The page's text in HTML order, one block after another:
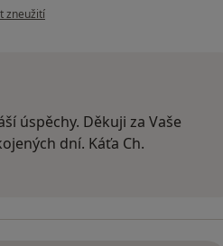
uživatele J.V.
zneužití
úspěchy. Děkuji za Vaše
dní. Káťa Ch.